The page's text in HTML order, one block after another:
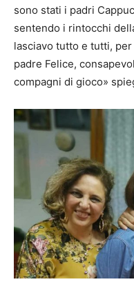
sono stati i padri
sentendo i rintocchi
lasciavo tutto e tutti,
padre Felice,
compagni di gioco»